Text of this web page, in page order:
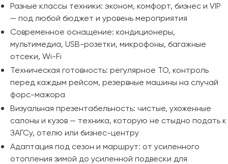
Разные классы техники: эконом, комфорт, бизнес и VIP
— под любой бюджет и уровень мероприятия
Современное оснащение: кондиционеры,
мультимедиа, USB-розетки, микрофоны, багажные
отсеки, Wi-Fi
Техническая готовность: регулярное ТО, контроль
перед каждым рейсом, резервные машины на случай
форс-мажора
Визуальная презентабельность: чистые, ухоженные
салоны и кузов — техника, которую не стыдно подать к
ЗАГСу, отелю или бизнес-центру
Адаптация под сезон и маршрут: от усиленного
отопления зимой до усиленной подвески для